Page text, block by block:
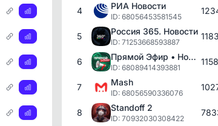
4 РИА Новости
ID: 68056453581545
5 Россия 365. Новости
ID: 71253668593887
6 Прямой Эфир • Новости
ID: 68089414393881
7 Mash
ID: 68056590336076
8 Standoff 2
ID: 70932030308422